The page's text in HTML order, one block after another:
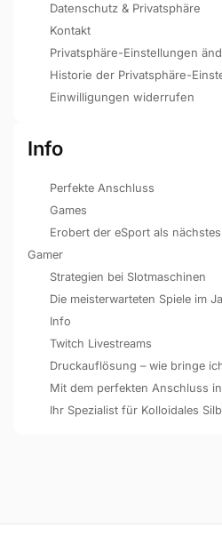
Datenschutz & Privatsphäre
Kontakt
Privatsphäre-Einstellungen
Historie der Privatsphäre-
Einwilligungen widerrufen
Info
Perfekte Anschluss
Games
Erobert der eSport als
Gamer
Strategien bei Slotmaschinen
Die meisterwarteten Spiele im
Info
Twitch Livestreams
Druckauflösung – wie bringe
Mit dem perfekten Anschluss
Ihr Spezialist für Kolloidales